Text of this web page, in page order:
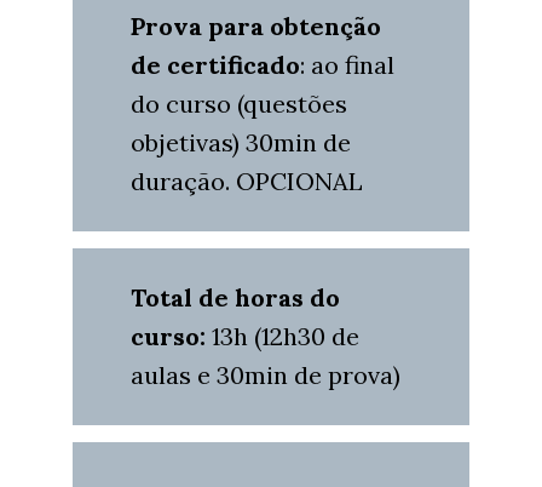
Prova para obtenção
de certificado: ao final
do curso (questões
objetivas) 30min de
duração. OPCIONAL
Total de horas do
curso: 13h (12h30 de
aulas e 30min de prova)